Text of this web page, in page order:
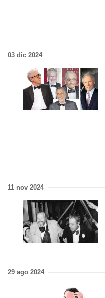
03 dic 2024
11 nov 2024
29 ago 2024